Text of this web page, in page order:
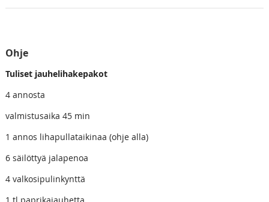
Ohje
Tuliset jauhelihakepakot
4 annosta
valmistusaika 45 min
1 annos lihapullataikinaa (ohje alla)
6 säilöttyä jalapenoa
4 valkosipulinkynttä